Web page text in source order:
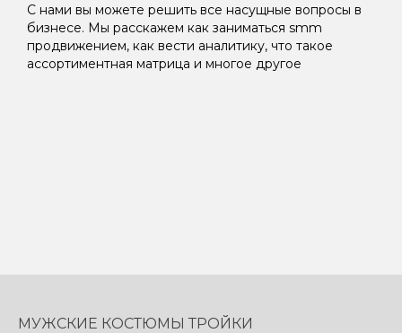
С нами вы можете решить все насущные вопросы в
бизнесе. Мы расскажем как заниматься smm
продвижением, как вести аналитику, что такое
ассортиментная матрица и многое другое
МУЖСКИЕ КОСТЮМЫ ТРОЙКИ